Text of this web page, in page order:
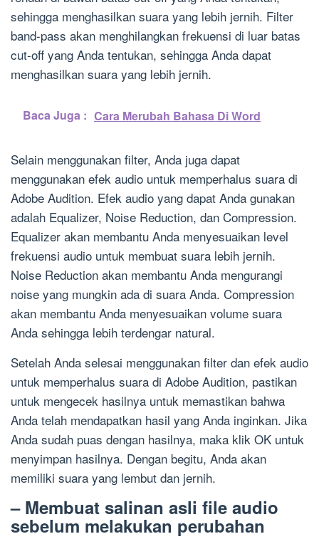
sehingga menghasilkan suara yang lebih jernih. Filter
band-pass akan menghilangkan frekuensi di luar batas
cut-off yang Anda tentukan, sehingga Anda dapat
menghasilkan suara yang lebih jernih.
Baca Juga : Cara Merubah Bahasa Di Word
Selain menggunakan filter, Anda juga dapat
menggunakan efek audio untuk memperhalus suara di
Adobe Audition. Efek audio yang dapat Anda gunakan
adalah Equalizer, Noise Reduction, dan Compression.
Equalizer akan membantu Anda menyesuaikan level
frekuensi audio untuk membuat suara lebih jernih.
Noise Reduction akan membantu Anda mengurangi
noise yang mungkin ada di suara Anda. Compression
akan membantu Anda menyesuaikan volume suara
Anda sehingga lebih terdengar natural.
Setelah Anda selesai menggunakan filter dan efek audio
untuk memperhalus suara di Adobe Audition, pastikan
untuk mengecek hasilnya untuk memastikan bahwa
Anda telah mendapatkan hasil yang Anda inginkan. Jika
Anda sudah puas dengan hasilnya, maka klik OK untuk
menyimpan hasilnya. Dengan begitu, Anda akan
memiliki suara yang lembut dan jernih.
– Membuat salinan asli file audio
sebelum melakukan perubahan